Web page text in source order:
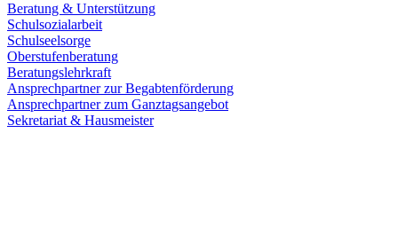
Beratung & Unterstützung
Schulsozialarbeit
Schulseelsorge
Oberstufenberatung
Beratungslehrkraft
Ansprechpartner zur Begabtenförderung
Ansprechpartner zum Ganztagsangebot
Sekretariat & Hausmeister